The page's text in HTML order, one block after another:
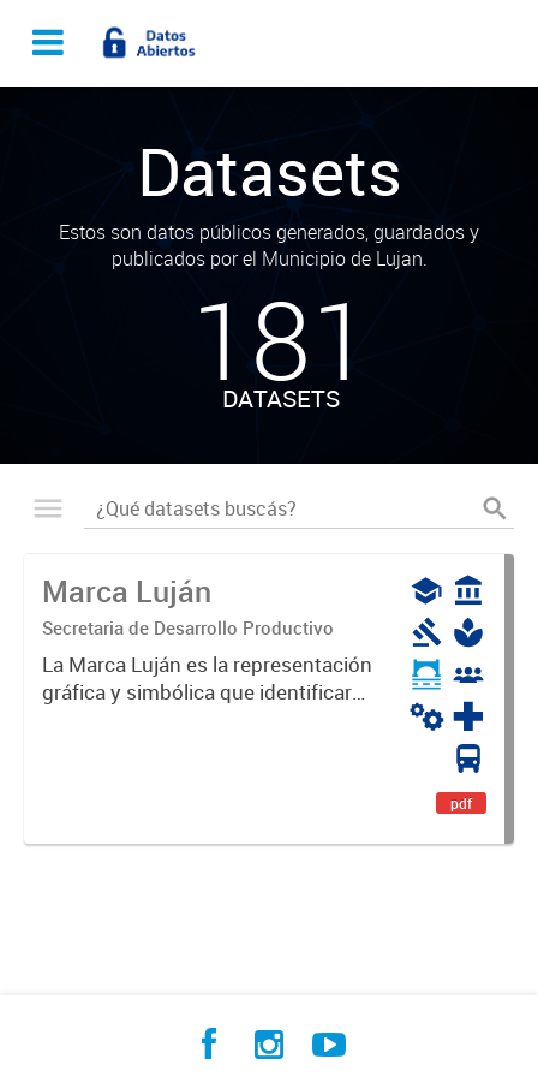
Datasets
Estos son datos públicos generados, guardados y
publicados por el Municipio de Lujan.
181
DATASETS
Marca Luján
Secretaria de Desarrollo Productivo
La Marca Luján es la representación
gráfica y simbólica que identificará
pdf